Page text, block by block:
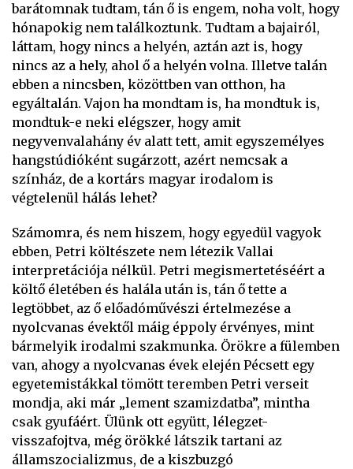
barátomnak tudtam, tán ő is engem, noha volt, hogy
hónapokig nem találkoztunk. Tudtam a bajairól,
láttam, hogy nincs a helyén, aztán azt is, hogy
nincs az a hely, ahol ő a helyén volna. Illetve talán
ebben a nincsben, közöttben van otthon, ha
egyáltalán. Vajon ha mondtam is, ha mondtuk is,
mondtuk-e neki elégszer, hogy amit
negyvenvalahány év alatt tett, amit egyszemélyes
hangstúdióként sugárzott, azért nemcsak a
színház, de a kortárs magyar irodalom is
végtelenül hálás lehet?
Számomra, és nem hiszem, hogy egyedül vagyok
ebben, Petri költészete nem létezik Vallai
interpretációja nélkül. Petri megismertetéséért a
költő életében és halála után is, tán ő tette a
legtöbbet, az ő előadóművészi értelmezése a
nyolcvanas évektől máig éppoly érvényes, mint
bármelyik irodalmi szakmunka. Örökre a fülemben
van, ahogy a nyolcvanas évek elején Pécsett egy
egyetemistákkal tömött teremben Petri verseit
mondja, aki már „lement szamizdatba”, mintha
csak gyufáért. Ülünk ott együtt, lélegzet-
visszafojtva, még örökké látszik tartani az
államszocializmus, de a kiszbuzgó